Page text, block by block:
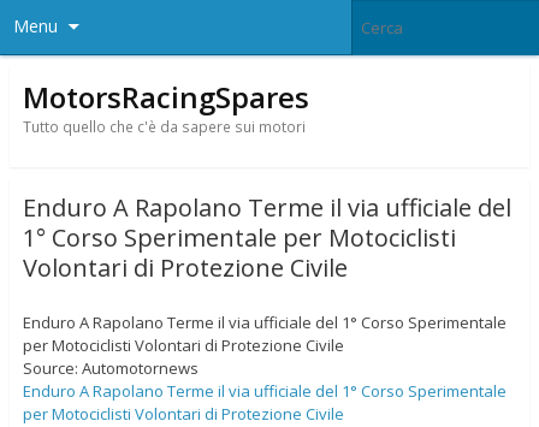
Menu
MotorsRacingSpares
Tutto quello che c'è da sapere sui motori
Enduro A Rapolano Terme il via ufficiale del
1° Corso Sperimentale per Motociclisti
Volontari di Protezione Civile
Enduro A Rapolano Terme il via ufficiale del 1° Corso Sperimentale
per Motociclisti Volontari di Protezione Civile
Source: Automotornews
Enduro A Rapolano Terme il via ufficiale del 1° Corso Sperimentale
per Motociclisti Volontari di Protezione Civile